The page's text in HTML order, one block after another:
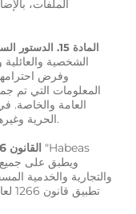
الملفات،
المادة 15. الدستور السياسي:
الشخصية
وفرض
المعلومات التي تم
العامة والخاصة.
الحرية وغيرها من الضمانات المنصوص عليها في الدستور.
القانون 1266 لعام 2008:
والتجارية والخدمية